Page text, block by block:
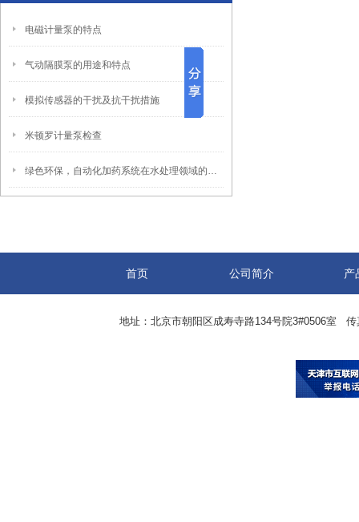
电磁计量泵的特点
气动隔膜泵的用途和特点
模拟传感器的干扰及抗干扰措施
米顿罗计量泵检查
绿色环保，自动化加药系统在水处理领域的应用前景
首页 公司简介 产
地址：北京市朝阳区成寿寺路134号院3#0506室